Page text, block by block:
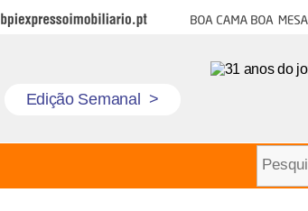
BPI Expresso Imobiliário Boa cama boa mesa
Edição Semanal >